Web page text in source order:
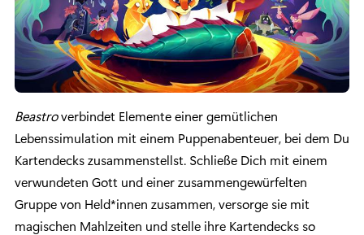
Beastroverbindet Elemente einer gemütlichen
Lebenssimulation mit einem Puppenabenteuer, bei dem Du
Kartendecks zusammenstellst. Schließe Dich mit einem
verwundeten Gott und einer zusammengewürfelten
Gruppe von Held*innen zusammen, versorge sie mit
magischen Mahlzeiten und stelle ihre Kartendecks so